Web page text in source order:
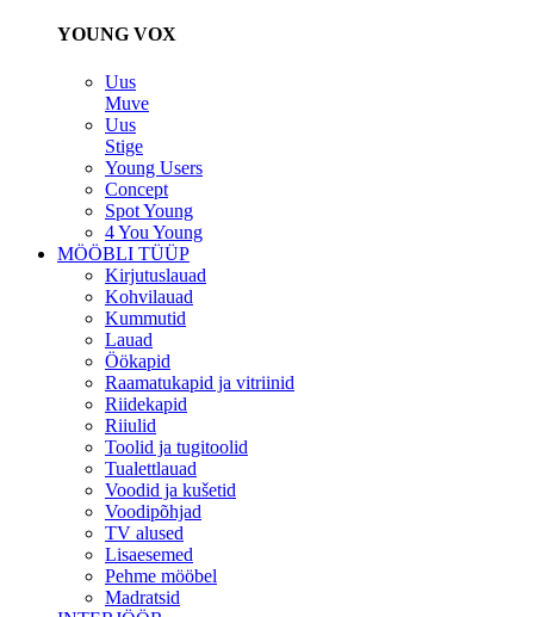
YOUNG VOX
Uus
Muve
Uus
Stige
Young Users
Concept
Spot Young
4 You Young
MÖÖBLI TÜÜP
Kirjutuslauad
Kohvilauad
Kummutid
Lauad
Öökapid
Raamatukapid ja vitriinid
Riidekapid
Riiulid
Toolid ja tugitoolid
Tualettlauad
Voodid ja kušetid
Voodipõhjad
TV alused
Lisaesemed
Pehme mööbel
Madratsid